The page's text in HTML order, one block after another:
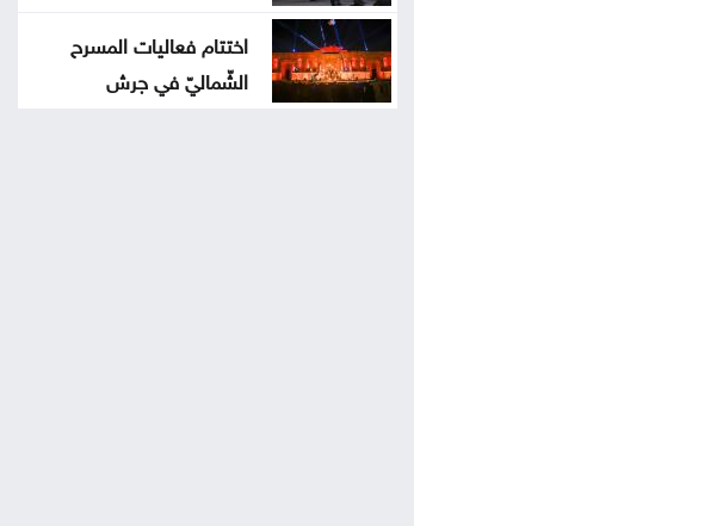
اختتام فعاليات المسرح
الشّماليّ في جرش